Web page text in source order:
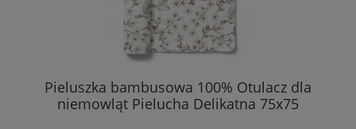
Pieluszka bambusowa 100% Otulacz dla
niemowląt Pielucha Delikatna 75x75